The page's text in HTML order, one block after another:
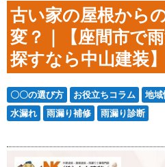
古い家の屋根から
変？｜【座間市で
探すなら中山建装】
〇〇の選び方 お役立ちコラム 地域
水漏れ
雨漏り補修 雨漏り診断